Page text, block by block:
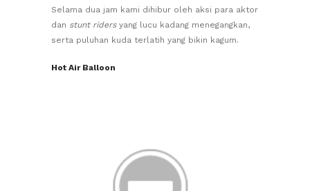
Selama dua jam kami dihibur oleh aksi para aktor
dan stunt ridersyang lucu kadang menegangkan,
serta puluhan kuda terlatih yang bikin kagum.
Hot Air Balloon